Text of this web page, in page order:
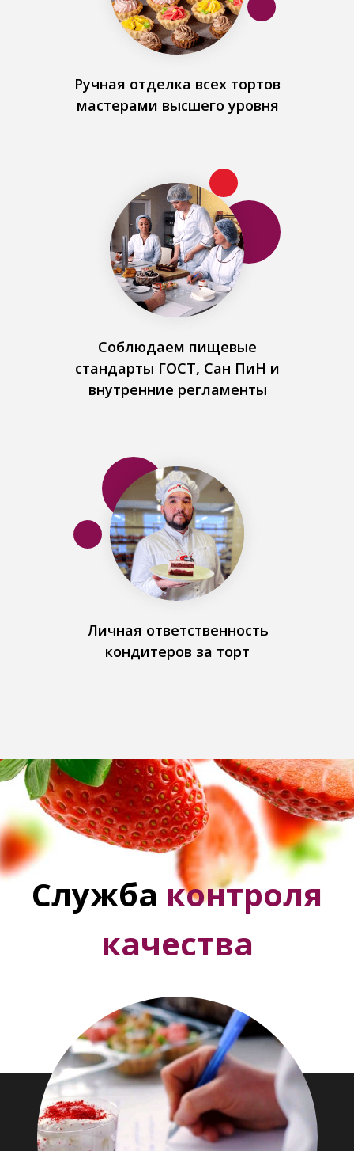
Ручная отделка всех тортов
мастерами высшего уровня
Соблюдаем пищевые
стандарты ГОСТ, Сан ПиН и
внутренние регламенты
Личная ответственность
кондитеров за торт
Служба контроля
качества